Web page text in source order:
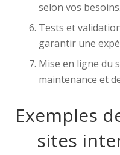
selon vos besoins.
Tests et
garantir une
Mise en ligne du
maintenance et
Exemples
sites